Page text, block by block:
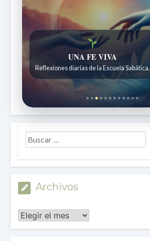
Historias bíblicas para maravillarse
Historias bíblicas para niños de 7 a 12 años.
Archivos
Archivos